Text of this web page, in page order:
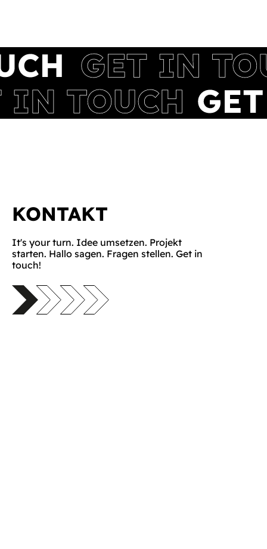
KONTAKT
It's your turn. Idee umsetzen. Projekt
starten. Hallo sagen. Fragen stellen. Get in
touch!